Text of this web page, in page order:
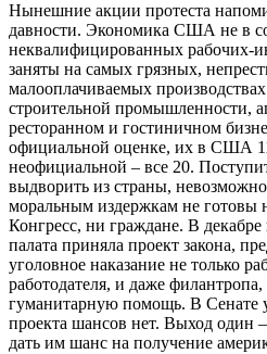
Нынешние акции протеста
давности. Экономика США не в
неквалифицированных рабочих-
заняты на самых грязных,
малооплачиваемых
строительной промышленности,
ресторанном и гостиничном
официальной оценке, их в США
неофициальной – все 20.
выдворить из страны,
моральным издержкам не готовы
Конгресс, ни граждане. В
палата приняла проект закона,
уголовное наказание не только
работодателя, и даже
гуманитарную помощь. В Сенате
проекта шансов нет. Выход один –
дать им шанс на получение